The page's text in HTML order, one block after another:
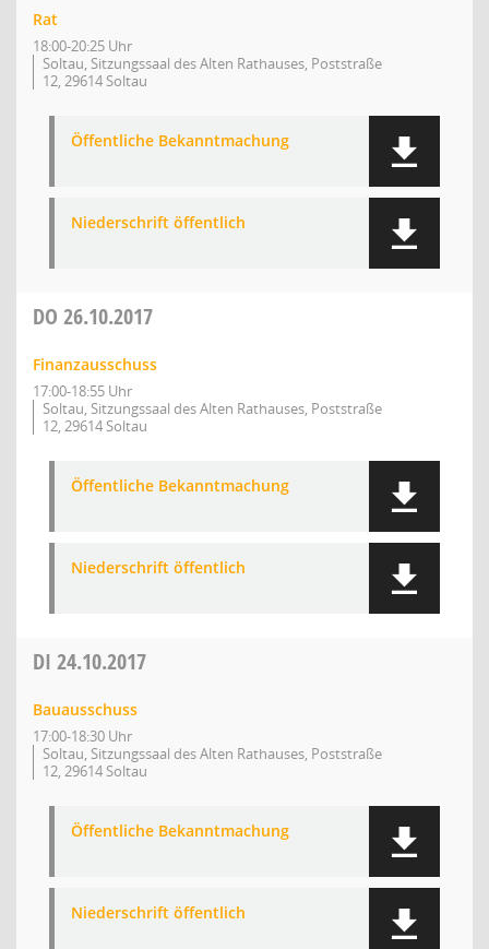
Rat
18:00-20:25 Uhr
Soltau, Sitzungssaal des Alten Rathauses, Poststraße
12, 29614 Soltau
Öffentliche Bekanntmachung
Niederschrift öffentlich
DO 26.10.2017
Finanzausschuss
17:00-18:55 Uhr
Soltau, Sitzungssaal des Alten Rathauses, Poststraße
12, 29614 Soltau
Öffentliche Bekanntmachung
Niederschrift öffentlich
DI 24.10.2017
Bauausschuss
17:00-18:30 Uhr
Soltau, Sitzungssaal des Alten Rathauses, Poststraße
12, 29614 Soltau
Öffentliche Bekanntmachung
Niederschrift öffentlich